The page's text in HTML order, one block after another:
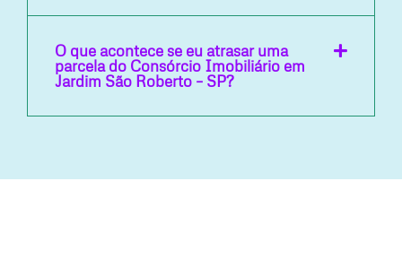
O que acontece se eu atrasar uma
parcela do Consórcio Imobiliário em
Jardim São Roberto – SP?